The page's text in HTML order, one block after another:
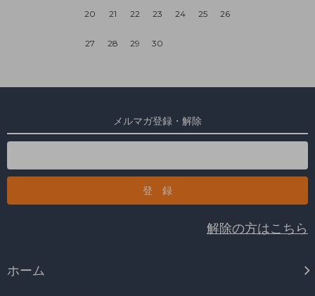
20 21 22 23 24 25 26
27 28 29 30
メルマガ登録・解除
解除の方はこちら
ホーム